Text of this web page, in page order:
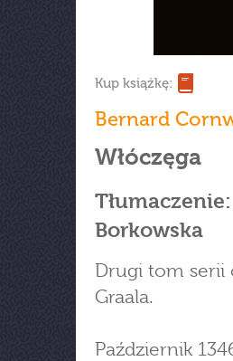
Kup książkę:
Bernard
Włóczęga
Borkowska
Drugi tom serii
Graala.
Październik